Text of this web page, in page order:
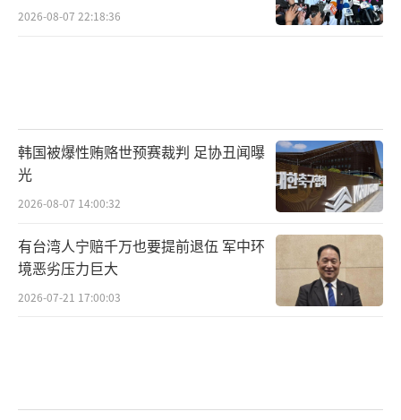
2026-08-07 22:18:36
韩国被爆性贿赂世预赛裁判 足协丑闻曝
光
2026-08-07 14:00:32
有台湾人宁赔千万也要提前退伍 军中环
境恶劣压力巨大
2026-07-21 17:00:03